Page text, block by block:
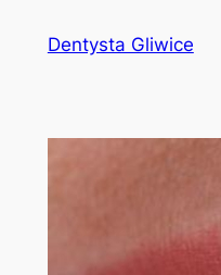
Dentysta Gliwice